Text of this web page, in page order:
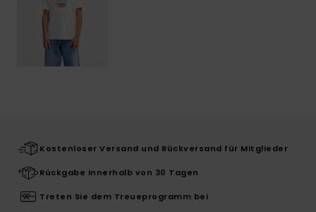
Kostenloser Versand und Rückversand für Mitglieder
Rückgabe innerhalb von 30 Tagen
Treten Sie dem Treueprogramm bei